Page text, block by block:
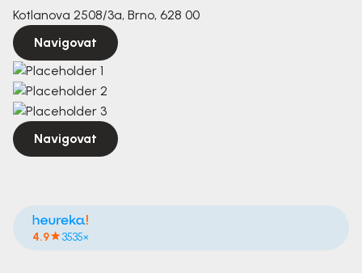
Kotlanova 2508/3a, Brno, 628 00
Navigovat
Navigovat
4.9 3535×